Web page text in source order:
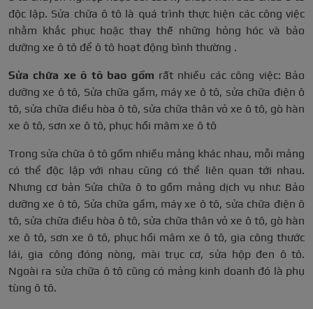
độc lập. Sửa chữa ô tô là quá trình thực hiện các công việc
nhằm khắc phục hoặc thay thế những hỏng hóc và bảo
dưỡng xe ô tô để ô tô hoạt động bình thường .
Sửa chữa xe ô tô bao gồm rất nhiều các công việc: Bảo
dưỡng xe ô tô, Sửa chữa gầm, máy xe ô tô, sửa chữa điện ô
tô, sửa chữa điều hòa ô tô, sửa chữa thân vỏ xe ô tô, gò hàn
xe ô tô, sơn xe ô tô, phục hồi mâm xe ô tô
Trong sửa chữa ô tô gồm nhiều mảng khác nhau, mỗi mảng
có thể độc lập với nhau cũng có thể liên quan tới nhau.
Nhưng cơ bản Sửa chữa ô to gồm mảng dịch vụ như: Bảo
dưỡng xe ô tô, Sửa chữa gầm, máy xe ô tô, sửa chữa điện ô
tô, sửa chữa điều hòa ô tô, sửa chữa thân vỏ xe ô tô, gò hàn
xe ô tô, sơn xe ô tô, phục hồi mâm xe ô tô, gia công thước
lái, gia công đóng nòng, mài trục cơ, sửa hộp đen ô tô.
Ngoài ra sửa chữa ô tô cũng có mảng kinh doanh đó là phụ
tùng ô tô.